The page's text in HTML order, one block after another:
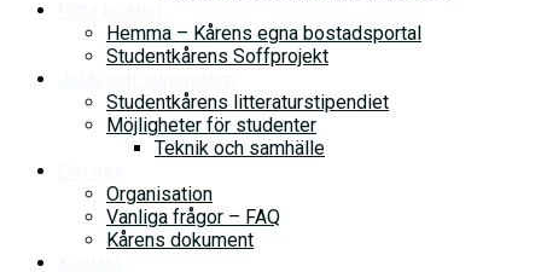
Hemma – Kårens egna bostadsportal
Studentkårens Soffprojekt
Studentkårens litteraturstipendiet
Möjligheter för studenter
Teknik och samhälle
Organisation
Vanliga frågor – FAQ
Kårens dokument